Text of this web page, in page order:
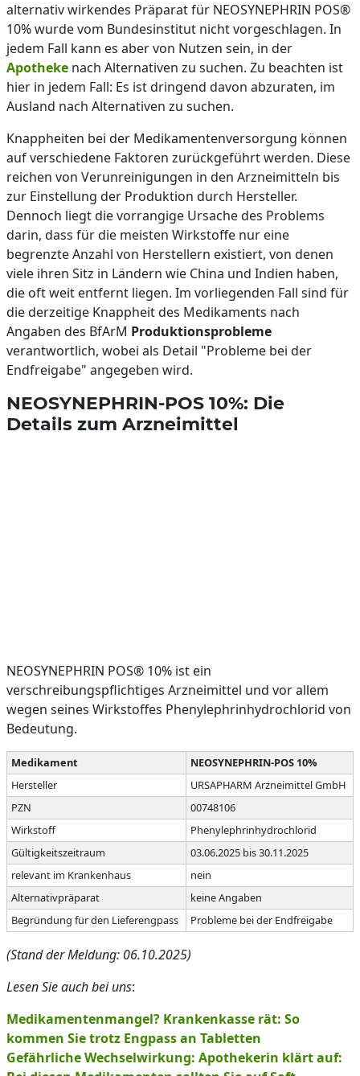
alternativ wirkendes Präparat für NEOSYNEPHRIN POS®
10% wurde vom Bundesinstitut nicht vorgeschlagen. In
jedem Fall kann es aber von Nutzen sein, in der
Apotheke nach Alternativen zu suchen. Zu beachten ist
hier in jedem Fall: Es ist dringend davon abzuraten, im
Ausland nach Alternativen zu suchen.
Knappheiten bei der Medikamentenversorgung können
auf verschiedene Faktoren zurückgeführt werden. Diese
reichen von Verunreinigungen in den Arzneimitteln bis
zur Einstellung der Produktion durch Hersteller.
Dennoch liegt die vorrangige Ursache des Problems
darin, dass für die meisten Wirkstoffe nur eine
begrenzte Anzahl von Herstellern existiert, von denen
viele ihren Sitz in Ländern wie China und Indien haben,
die oft weit entfernt liegen. Im vorliegenden Fall sind für
die derzeitige Knappheit des Medikaments nach
Angaben des BfArM Produktionsprobleme
verantwortlich, wobei als Detail "Probleme bei der
Endfreigabe" angegeben wird.
NEOSYNEPHRIN-POS 10%: Die
Details zum Arzneimittel
NEOSYNEPHRIN POS® 10% ist ein
verschreibungspflichtiges Arzneimittel und vor allem
wegen seines Wirkstoffes Phenylephrinhydrochlorid von
Bedeutung.
Medikament
NEOSYNEPHRIN-POS 10%
Hersteller
URSAPHARM Arzneimittel GmbH
PZN
00748106
Wirkstoff
Phenylephrinhydrochlorid
Gültigkeitszeitraum
03.06.2025 bis 30.11.2025
relevant im Krankenhaus
nein
Alternativpräparat
keine Angaben
Begründung für den Lieferengpass
Probleme bei der Endfreigabe
(Stand der Meldung: 06.10.2025)
Lesen Sie auch bei uns:
Medikamentenmangel? Krankenkasse rät: So
kommen Sie trotz Engpass an Tabletten
Gefährliche Wechselwirkung: Apothekerin klärt auf: